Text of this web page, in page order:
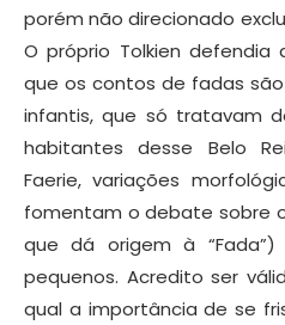
porém não direcionado
O próprio Tolkien
que os contos de fadas
infantis, que só tratavam
habitantes desse Belo
Faerie, variações
fomentam o debate sobre
que dá origem à
pequenos. Acredito ser
qual a importância de se